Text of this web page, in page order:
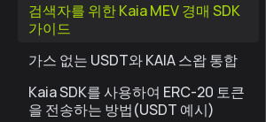
검색자를 위한 Kaia MEV 경매 SDK
가이드
가스 없는 USDT와 KAIA 스왑 통합
Kaia SDK를 사용하여 ERC-20 토큰
을 전송하는 방법(USDT 예시)